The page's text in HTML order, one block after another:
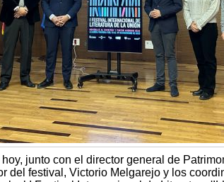
junto con el director general de
del festival, Victorio Melgarejo y los